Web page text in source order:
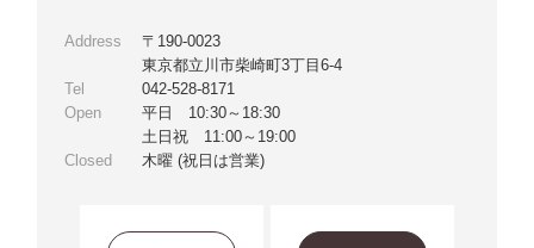
Address
〒190-0023
東京都立川市柴崎町3丁目6-4
Tel
042-528-8171
Open
平日 10:30～18:30
土日祝 11:00～19:00
Closed
木曜 (祝日は営業)